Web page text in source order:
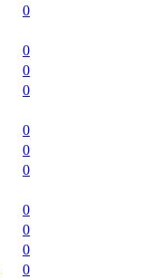
0
0
0
0
0
0
0
0
0
0
0